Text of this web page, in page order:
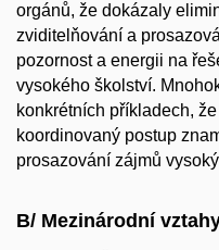
orgánů, že dokázaly
zviditelňování a
pozornost a energii na
vysokého školství.
konkrétních příkladech,
koordinovaný postup
prosazování zájmů
B/ Mezinárodní